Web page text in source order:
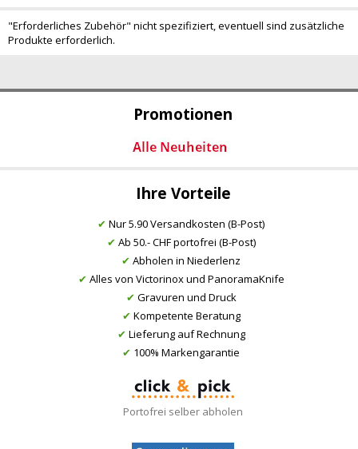
Promotionen
Ihre Vorteile
✔ Nur 5.90 Versandkosten (B-Post)
✔ Ab 50.- CHF portofrei (B-Post)
✔ Abholen in Niederlenz
✔ Alles von Victorinox und PanoramaKnife
✔ Gravuren und Druck
✔ Kompetente Beratung
✔ Lieferung auf Rechnung
✔ 100% Markengarantie
Portofrei selber abholen
"Erforderliches Zubehör" nicht spezifiziert, eventuell sind zusätzliche
Produkte erforderlich.